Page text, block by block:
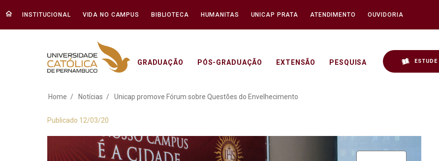
INSTITUCIONAL VIDA NO CAMPUS BIBLIOTECA HUMANITAS UNICAP PRATA ATENDIMENTO OUVIDORIA
GRADUAÇÃO PÓS-GRADUAÇÃO EXTENSÃO PESQUISA
Unicap promove Fórum sobre Questões do
Home Notícias Unicap promove Fórum sobre Questões do Envelhecimento
Publicado 12/03/20